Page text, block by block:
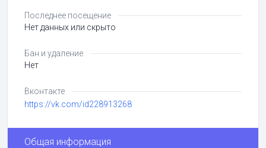
Последнее посещение
Нет данных или скрыто
Бан и удаление
Нет
Вконтакте
https://vk.com/id228913268
Общая информация